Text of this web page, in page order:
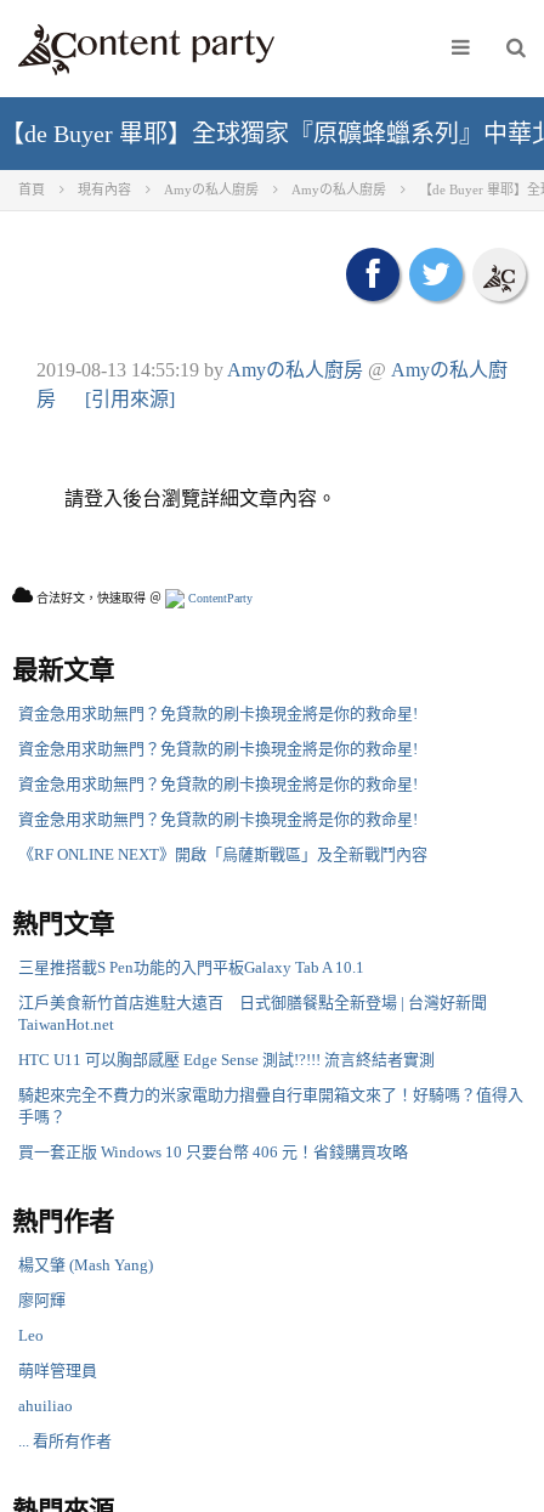
【de Buyer 畢耶】全球獨家『原礦蜂蠟系列』中
首頁 現有內容 Amyの私人廚房 Amyの私人廚房 【de Buyer 畢耶】
2019-08-13 14:55:19 by Amyの私人廚房 @ Amyの私人廚
房
[引用來源]
請登入後台瀏覽詳細文章內容。
合法好文，快速取得 ＠ ContentParty
最新文章
資金急用求助無門？免貸款的刷卡換現金將是你的救命星!
資金急用求助無門？免貸款的刷卡換現金將是你的救命星!
資金急用求助無門？免貸款的刷卡換現金將是你的救命星!
資金急用求助無門？免貸款的刷卡換現金將是你的救命星!
《RF ONLINE NEXT》開啟「烏薩斯戰區」及全新戰鬥內容
熱門文章
三星推搭載S Pen功能的入門平板Galaxy Tab A 10.1
江戶美食新竹首店進駐大遠百 日式御膳餐點全新登場 | 台灣好新聞
TaiwanHot.net
HTC U11 可以胸部感壓 Edge Sense 測試!?!!! 流言終結者實測
騎起來完全不費力的米家電助力摺疊自行車開箱文來了！好騎嗎？值得入
手嗎？
買一套正版 Windows 10 只要台幣 406 元！省錢購買攻略
熱門作者
楊又肇 (Mash Yang)
廖阿輝
Leo
萌咩管理員
ahuiliao
... 看所有作者